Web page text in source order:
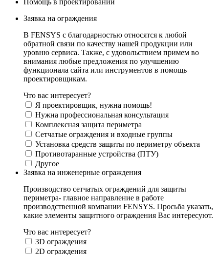
Помощь в проектировании
Заявка на ограждения
В FENSYS с благодарностью относятся к любой
обратной связи по качеству нашей продукции или
уровню сервиса. Также, с удовольствием примем во
внимания любые предложения по улучшению
функционала сайта или инструментов в помощь
проектировщикам.
Что вас интересует?
Я проектировщик, нужна помощь!
Нужна профессиональная консультация
Комплексная защита периметра
Сетчатые ограждения и входные группы
Установка средств защиты по периметру объекта
Противотаранные устройства (ПТУ)
Другое
Заявка на инженерные ограждения
Производство сетчатых ограждений для защиты
периметра- главное направление в работе
производственной компании FENSYS. Просьба указать,
какие элементы защитного ограждения Вас интересуют.
Что вас интересует?
3D ограждения
2D ограждения